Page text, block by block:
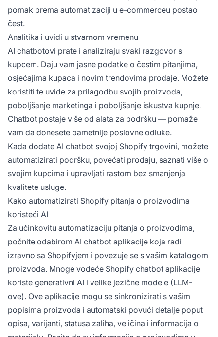
pomak prema automatizaciji u e-commerceu postao
čest.
Analitika i uvidi u stvarnom vremenu
AI chatbotovi prate i analiziraju svaki razgovor s
kupcem. Daju vam jasne podatke o čestim pitanjima,
osjećajima kupaca i novim trendovima prodaje. Možete
koristiti te uvide za prilagodbu svojih proizvoda,
poboljšanje marketinga i poboljšanje iskustva kupnje.
Chatbot postaje više od alata za podršku — pomaže
vam da donesete pametnije poslovne odluke.
Kada dodate AI chatbot svojoj Shopify trgovini, možete
automatizirati podršku, povećati prodaju, saznati više o
svojim kupcima i upravljati rastom bez smanjenja
kvalitete usluge.
Kako automatizirati Shopify pitanja o proizvodima
koristeći AI
Za učinkovitu automatizaciju pitanja o proizvodima,
počnite odabirom AI chatbot aplikacije koja radi
izravno sa Shopifyjem i povezuje se s vašim katalogom
proizvoda. Mnoge vodeće Shopify chatbot aplikacije
koriste generativni AI i velike jezične modele (LLM-
ove). Ove aplikacije mogu se sinkronizirati s vašim
popisima proizvoda i automatski povući detalje poput
opisa, varijanti, statusa zaliha, veličina i informacija o